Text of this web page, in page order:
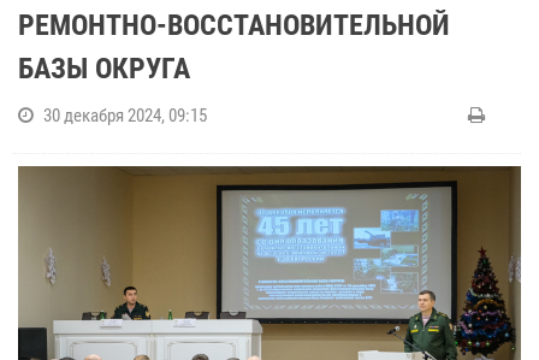
РЕМОНТНО-ВОССТАНОВИТЕЛЬНОЙ
БАЗЫ ОКРУГА
30 декабря 2024, 09:15